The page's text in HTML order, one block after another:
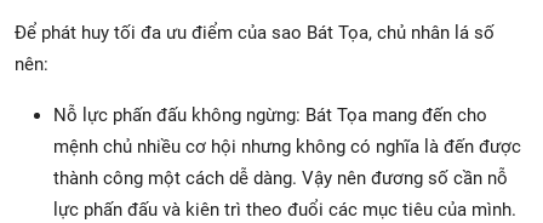
Để phát huy tối đa ưu điểm của sao Bát Tọa, chủ nhân lá số
nên:
Nỗ lực phấn đấu không ngừng: Bát Tọa mang đến cho
mệnh chủ nhiều cơ hội nhưng không có nghĩa là đến được
thành công một cách dễ dàng. Vậy nên đương số cần nỗ
lực phấn đấu và kiên trì theo đuổi các mục tiêu của mình.